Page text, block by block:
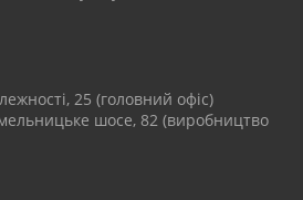
25 (головний офіс)
шосе, 82 (виробництво